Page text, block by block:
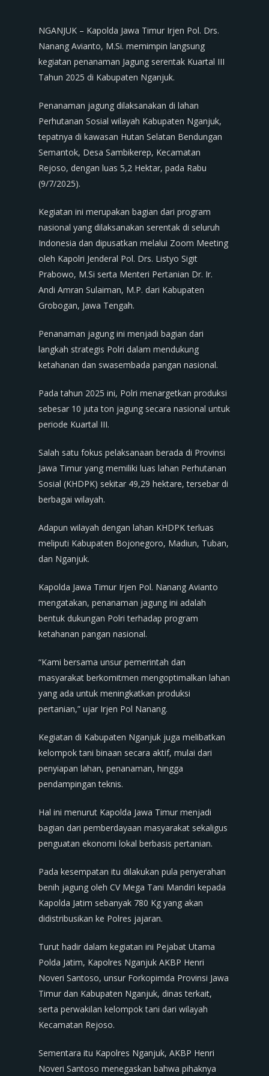
NGANJUK – Kapolda Jawa Timur Irjen Pol. Drs.
Nanang Avianto, M.Si. memimpin langsung
kegiatan penanaman Jagung serentak Kuartal III
Tahun 2025 di Kabupaten Nganjuk.
Penanaman jagung dilaksanakan di lahan
Perhutanan Sosial wilayah Kabupaten Nganjuk,
tepatnya di kawasan Hutan Selatan Bendungan
Semantok, Desa Sambikerep, Kecamatan
Rejoso, dengan luas 5,2 Hektar, pada Rabu
(9/7/2025).
Kegiatan ini merupakan bagian dari program
nasional yang dilaksanakan serentak di seluruh
Indonesia dan dipusatkan melalui Zoom Meeting
oleh Kapolri Jenderal Pol. Drs. Listyo Sigit
Prabowo, M.Si serta Menteri Pertanian Dr. Ir.
Andi Amran Sulaiman, M.P. dari Kabupaten
Grobogan, Jawa Tengah.
Penanaman jagung ini menjadi bagian dari
langkah strategis Polri dalam mendukung
ketahanan dan swasembada pangan nasional.
Pada tahun 2025 ini, Polri menargetkan produksi
sebesar 10 juta ton jagung secara nasional untuk
periode Kuartal III.
Salah satu fokus pelaksanaan berada di Provinsi
Jawa Timur yang memiliki luas lahan Perhutanan
Sosial (KHDPK) sekitar 49,29 hektare, tersebar di
berbagai wilayah.
Adapun wilayah dengan lahan KHDPK terluas
meliputi Kabupaten Bojonegoro, Madiun, Tuban,
dan Nganjuk.
Kapolda Jawa Timur Irjen Pol. Nanang Avianto
mengatakan, penanaman jagung ini adalah
bentuk dukungan Polri terhadap program
ketahanan pangan nasional.
“Kami bersama unsur pemerintah dan
masyarakat berkomitmen mengoptimalkan lahan
yang ada untuk meningkatkan produksi
pertanian,” ujar Irjen Pol Nanang.
Kegiatan di Kabupaten Nganjuk juga melibatkan
kelompok tani binaan secara aktif, mulai dari
penyiapan lahan, penanaman, hingga
pendampingan teknis.
Hal ini menurut Kapolda Jawa Timur menjadi
bagian dari pemberdayaan masyarakat sekaligus
penguatan ekonomi lokal berbasis pertanian.
Pada kesempatan itu dilakukan pula penyerahan
benih jagung oleh CV Mega Tani Mandiri kepada
Kapolda Jatim sebanyak 780 Kg yang akan
didistribusikan ke Polres jajaran.
Turut hadir dalam kegiatan ini Pejabat Utama
Polda Jatim, Kapolres Nganjuk AKBP Henri
Noveri Santoso, unsur Forkopimda Provinsi Jawa
Timur dan Kabupaten Nganjuk, dinas terkait,
serta perwakilan kelompok tani dari wilayah
Kecamatan Rejoso.
Sementara itu Kapolres Nganjuk, AKBP Henri
Noveri Santoso menegaskan bahwa pihaknya